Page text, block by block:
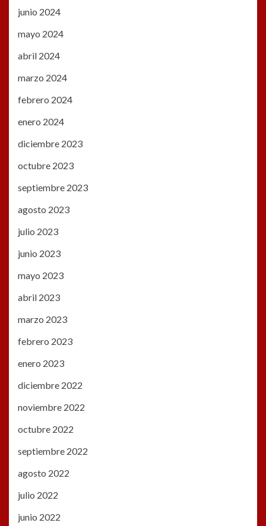
junio 2024
mayo 2024
abril 2024
marzo 2024
febrero 2024
enero 2024
diciembre 2023
octubre 2023
septiembre 2023
agosto 2023
julio 2023
junio 2023
mayo 2023
abril 2023
marzo 2023
febrero 2023
enero 2023
diciembre 2022
noviembre 2022
octubre 2022
septiembre 2022
agosto 2022
julio 2022
junio 2022